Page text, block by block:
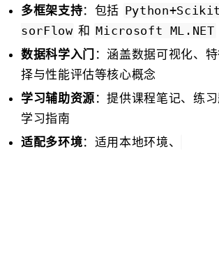
多框架支持：包括
sorFlow 和 Microsoft ML.NET
数据科学入门：涵盖数据可视化、
择与性能评估等核心概念
学习辅助资源：提供课程笔记、练
学习指南
适配多环境：适用本地环境、